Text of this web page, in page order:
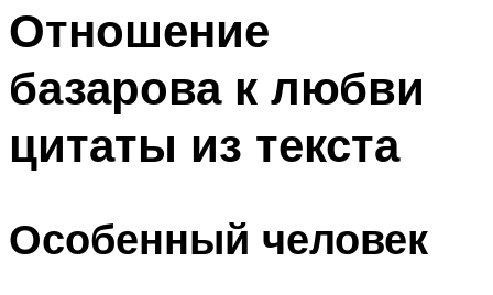
Отношение
базарова к любви
цитаты из текста
Особенный человек